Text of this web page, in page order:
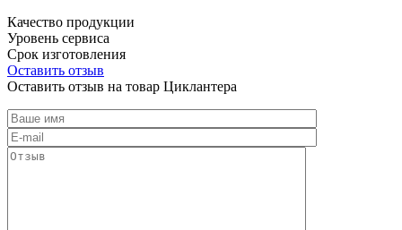
Качество продукции
Уровень сервиса
Срок изготовления
Оставить отзыв
Оставить отзыв на товар Циклантера